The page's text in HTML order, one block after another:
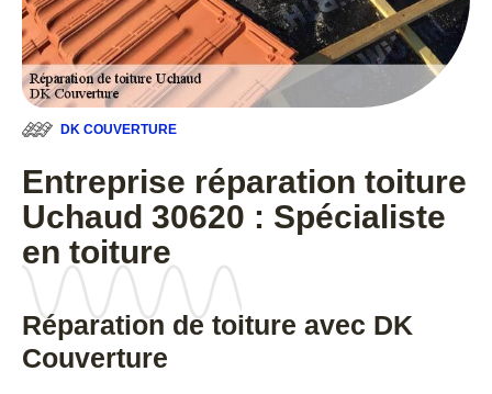
DK COUVERTURE
Entreprise réparation toiture
Uchaud 30620 : Spécialiste
en toiture
Réparation de toiture avec DK
Couverture